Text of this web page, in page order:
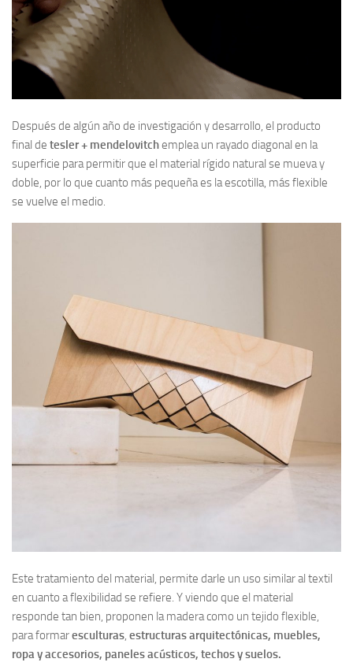
Después de algún año de investigación y desarrollo, el producto
final de tesler + mendelovitchemplea un rayado diagonal en la
superficie para permitir que el material rígido natural se mueva y
doble, por lo que cuanto más pequeña es la escotilla, más flexible
se vuelve el medio.
Este tratamiento del material, permite darle un uso similar al textil
en cuanto a flexibilidad se refiere. Y viendo que el material
responde tan bien, proponen la madera como un tejido flexible,
para formaresculturas, estructuras arquitectónicas, muebles,
ropa y accesorios, paneles acústicos, techos y suelos.